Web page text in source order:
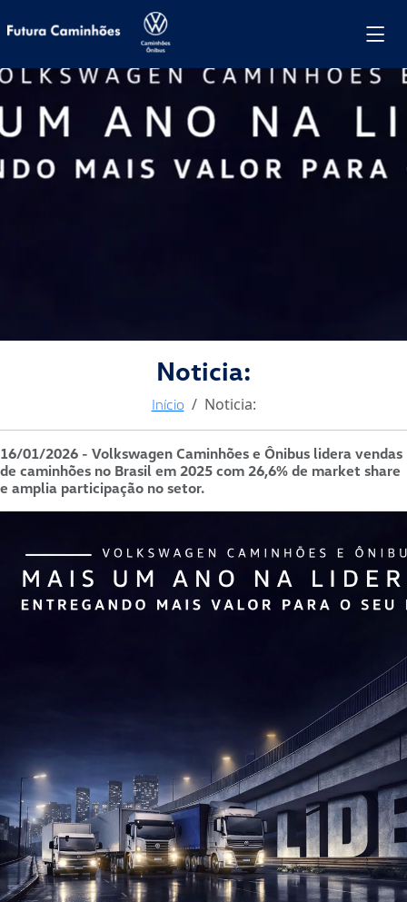
Futura Caminhões
Noticia:
Início Noticia:
16/01/2026 - Volkswagen Caminhões e Ônibus lidera vendas
de caminhões no Brasil em 2025 com 26,6% de market share
e amplia participação no setor.